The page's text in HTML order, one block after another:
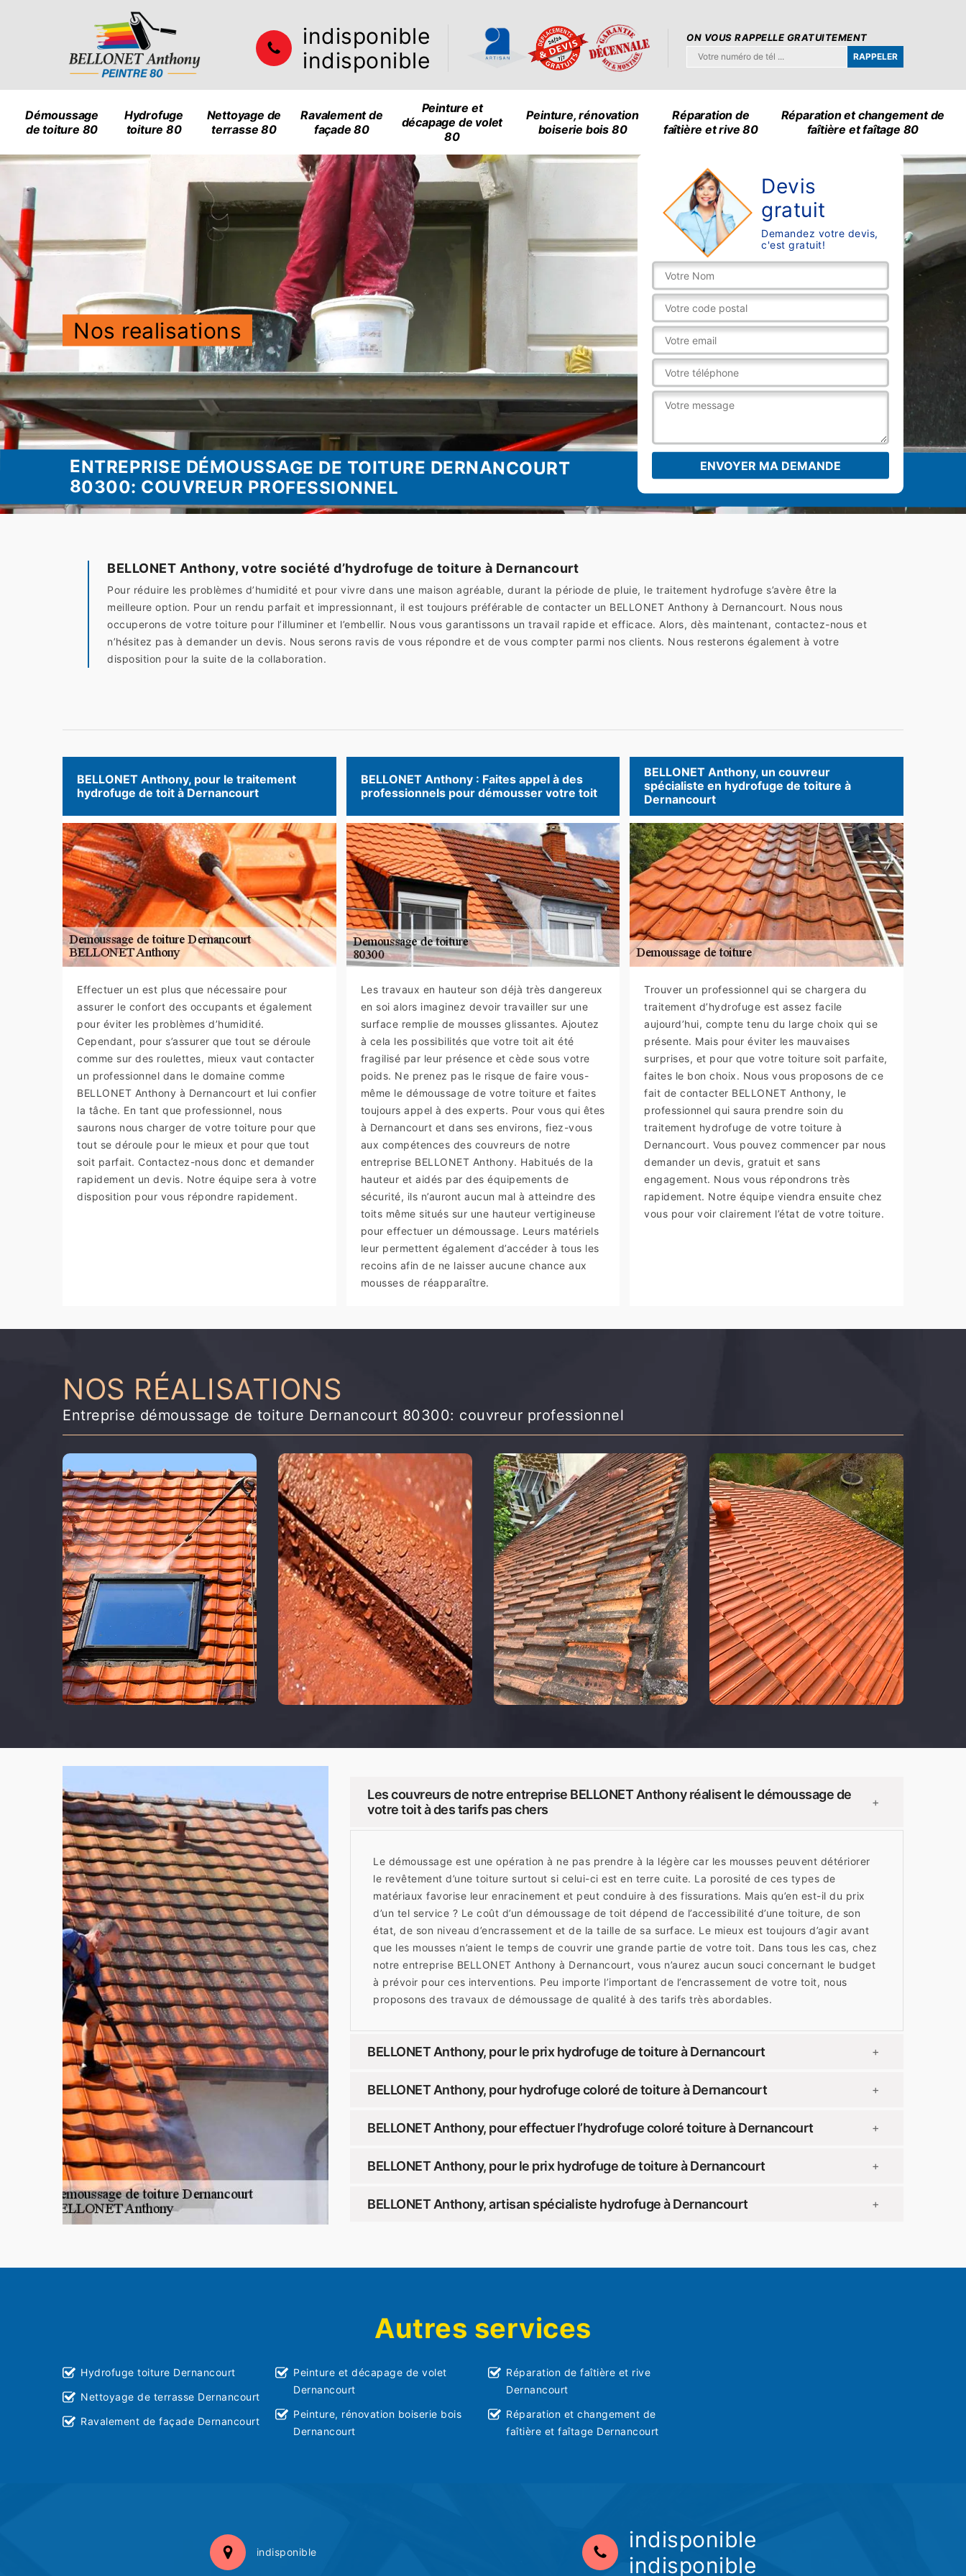
indisponible
indisponible
ON VOUS RAPPELLE GRATUITEMENT
Démoussage
de toiture 80
Hydrofuge
toiture 80
Nettoyage de
terrasse 80
Ravalement de
façade 80
Peinture et
décapage de volet
80
Peinture, rénovation
boiserie bois 80
Réparation de
faîtière et rive 80
Réparation et changement de
faîtière et faîtage 80
Nos realisations
Devis
gratuit
Demandez votre devis,
c'est gratuit!
ENTREPRISE DÉMOUSSAGE DE TOITURE DERNANCOURT
80300: COUVREUR PROFESSIONNEL
BELLONET Anthony, votre société d’hydrofuge de toiture à Dernancourt
Pour réduire les problèmes d’humidité et pour vivre dans une maison agréable, durant la période de pluie, le traitement hydrofuge s’avère être la
meilleure option. Pour un rendu parfait et impressionnant, il est toujours préférable de contacter un BELLONET Anthony à Dernancourt. Nous nous
occuperons de votre toiture pour l’illuminer et l’embellir. Nous vous garantissons un travail rapide et efficace. Alors, dès maintenant, contactez-nous et
n’hésitez pas à demander un devis. Nous serons ravis de vous répondre et de vous compter parmi nos clients. Nous resterons également à votre
disposition pour la suite de la collaboration.
BELLONET Anthony, pour le traitement
hydrofuge de toit à Dernancourt
Effectuer un est plus que nécessaire pour
assurer le confort des occupants et également
pour éviter les problèmes d’humidité.
Cependant, pour s’assurer que tout se déroule
comme sur des roulettes, mieux vaut contacter
un professionnel dans le domaine comme
BELLONET Anthony à Dernancourt et lui confier
la tâche. En tant que professionnel, nous
saurons nous charger de votre toiture pour que
tout se déroule pour le mieux et pour que tout
soit parfait. Contactez-nous donc et demander
rapidement un devis. Notre équipe sera à votre
disposition pour vous répondre rapidement.
BELLONET Anthony : Faites appel à des
professionnels pour démousser votre toit
Les travaux en hauteur son déjà très dangereux
en soi alors imaginez devoir travailler sur une
surface remplie de mousses glissantes. Ajoutez
à cela les possibilités que votre toit ait été
fragilisé par leur présence et cède sous votre
poids. Ne prenez pas le risque de faire vous-
même le démoussage de votre toiture et faites
toujours appel à des experts. Pour vous qui êtes
à Dernancourt et dans ses environs, fiez-vous
aux compétences des couvreurs de notre
entreprise BELLONET Anthony. Habitués de la
hauteur et aidés par des équipements de
sécurité, ils n’auront aucun mal à atteindre des
toits même situés sur une hauteur vertigineuse
pour effectuer un démoussage. Leurs matériels
leur permettent également d’accéder à tous les
recoins afin de ne laisser aucune chance aux
mousses de réapparaître.
BELLONET Anthony, un couvreur
spécialiste en hydrofuge de toiture à
Dernancourt
Trouver un professionnel qui se chargera du
traitement d’hydrofuge est assez facile
aujourd’hui, compte tenu du large choix qui se
présente. Mais pour éviter les mauvaises
surprises, et pour que votre toiture soit parfaite,
faites le bon choix. Nous vous proposons de ce
fait de contacter BELLONET Anthony, le
professionnel qui saura prendre soin du
traitement hydrofuge de votre toiture à
Dernancourt. Vous pouvez commencer par nous
demander un devis, gratuit et sans
engagement. Nous vous répondrons très
rapidement. Notre équipe viendra ensuite chez
vous pour voir clairement l’état de votre toiture.
NOS RÉALISATIONS
Entreprise démoussage de toiture Dernancourt 80300: couvreur professionnel
Les couvreurs de notre entreprise BELLONET Anthony réalisent le démoussage de
votre toit à des tarifs pas chers
+
Le démoussage est une opération à ne pas prendre à la légère car les mousses peuvent détériorer
le revêtement d’une toiture surtout si celui-ci est en terre cuite. La porosité de ces types de
matériaux favorise leur enracinement et peut conduire à des fissurations. Mais qu’en est-il du prix
d’un tel service ? Le coût d’un démoussage de toit dépend de l’accessibilité d’une toiture, de son
état, de son niveau d’encrassement et de la taille de sa surface. Le mieux est toujours d’agir avant
que les mousses n’aient le temps de couvrir une grande partie de votre toit. Dans tous les cas, chez
notre entreprise BELLONET Anthony à Dernancourt, vous n’aurez aucun souci concernant le budget
à prévoir pour ces interventions. Peu importe l’important de l’encrassement de votre toit, nous
proposons des travaux de démoussage de qualité à des tarifs très abordables.
BELLONET Anthony, pour le prix hydrofuge de toiture à Dernancourt +
BELLONET Anthony, pour hydrofuge coloré de toiture à Dernancourt +
BELLONET Anthony, pour effectuer l’hydrofuge coloré toiture à Dernancourt +
BELLONET Anthony, pour le prix hydrofuge de toiture à Dernancourt +
BELLONET Anthony, artisan spécialiste hydrofuge à Dernancourt +
Autres services
Hydrofuge toiture Dernancourt
Nettoyage de terrasse Dernancourt
Ravalement de façade Dernancourt
Peinture et décapage de volet
Dernancourt
Peinture, rénovation boiserie bois
Dernancourt
Réparation de faîtière et rive
Dernancourt
Réparation et changement de
faîtière et faîtage Dernancourt
indisponible
indisponible
indisponible